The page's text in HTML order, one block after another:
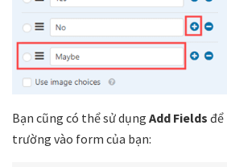
Bạn cũng có thể sử dụng Add Fields để
trường vào form của bạn: